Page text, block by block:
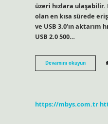
üzeri hızlara
olan en kısa sürede
ve USB 3.0’ın aktarım
USB 2.0 500…
Devamını okuyunHangi
Flash
https://mbys.com.tr